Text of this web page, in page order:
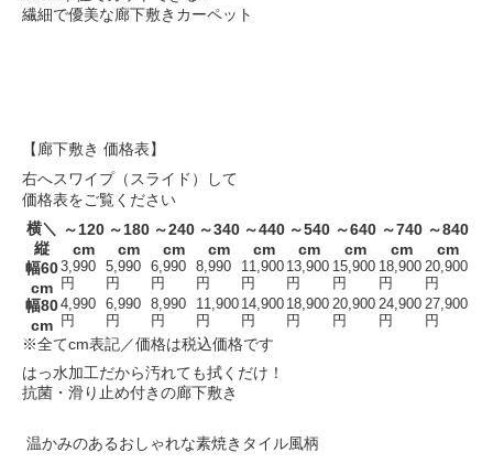
繊細で優美な廊下敷きカーペット
【廊下敷き 価格表】
右へスワイプ（スライド）して
価格表をご覧ください
横＼
縦
～120
cm
～180
cm
～240
cm
～340
cm
～440
cm
～540
cm
～640
cm
～740
cm
～840
cm
幅60
cm
3,990
円
5,990
円
6,990
円
8,990
円
11,900
円
13,900
円
15,900
円
18,900
円
20,900
円
幅80
cm
4,990
円
6,990
円
8,990
円
11,900
円
14,900
円
18,900
円
20,900
円
24,900
円
27,900
円
※全てcm表記／価格は税込価格です
はっ水加工だから汚れても拭くだけ！
抗菌・滑り止め付きの廊下敷き
温かみのあるおしゃれな素焼きタイル風柄